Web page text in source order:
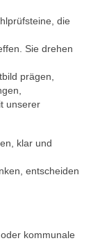
die
Sie drehen
prägen,
unserer
klar und
entscheiden
kommunale